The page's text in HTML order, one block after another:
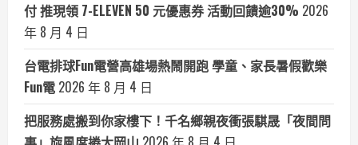
付 推現領 7-ELEVEN 50 元優惠券 活動回饋逾30% 2026
年 8 月 4 日
台電排球Fun電營高雄場熱鬧開跑 學童、家長暑假歡樂
Fun電 2026 年 8 月 4 日
把服務處搬到你家樓下！千名鄉親夜衝張騏晟「夜間問